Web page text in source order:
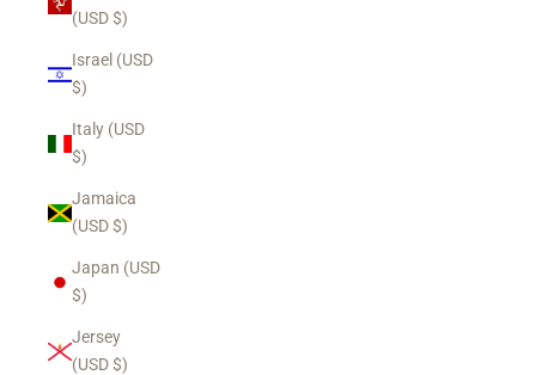
(USD $)
Israel (USD
$)
Italy (USD
$)
Jamaica
(USD $)
Japan (USD
$)
Jersey
(USD $)
Login required
Log in to your account to add products to your wishlist
and view your previously saved items.